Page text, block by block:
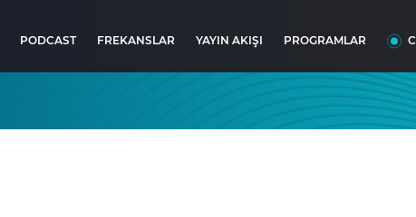
PODCAST FREKANSLAR YAYIN AKIŞI PROGRAMLAR